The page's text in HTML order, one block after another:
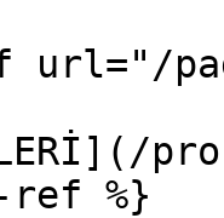
ref %}